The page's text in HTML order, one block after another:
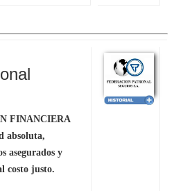
FINANCIERA
absoluta,
asegurados y
costo justo.